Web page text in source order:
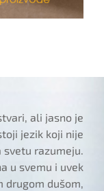
ali jasno je
jezik koji nije
svetu razumeju.
u svemu i uvek
drugom dušom,